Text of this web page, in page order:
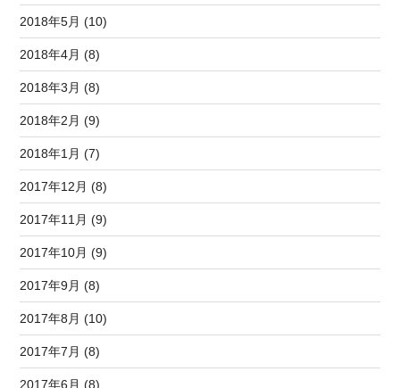
2018年5月 (10)
2018年4月 (8)
2018年3月 (8)
2018年2月 (9)
2018年1月 (7)
2017年12月 (8)
2017年11月 (9)
2017年10月 (9)
2017年9月 (8)
2017年8月 (10)
2017年7月 (8)
2017年6月 (8)